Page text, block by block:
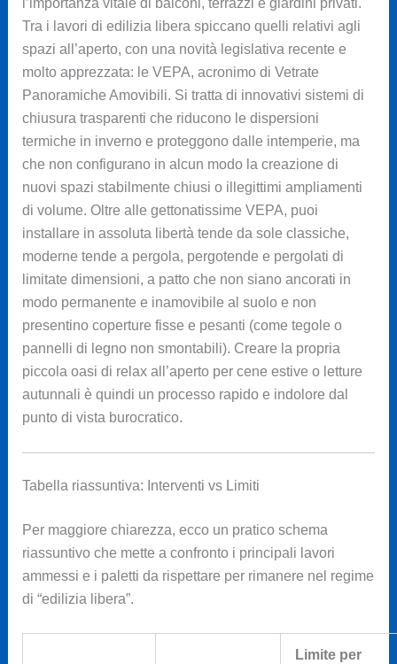
l’importanza vitale di balconi, terrazzi e giardini privati.
Tra i lavori di edilizia libera spiccano quelli relativi agli
spazi all’aperto, con una novità legislativa recente e
molto apprezzata: le VEPA, acronimo di Vetrate
Panoramiche Amovibili. Si tratta di innovativi sistemi di
chiusura trasparenti che riducono le dispersioni
termiche in inverno e proteggono dalle intemperie, ma
che non configurano in alcun modo la creazione di
nuovi spazi stabilmente chiusi o illegittimi ampliamenti
di volume. Oltre alle gettonatissime VEPA, puoi
installare in assoluta libertà tende da sole classiche,
moderne tende a pergola, pergotende e pergolati di
limitate dimensioni, a patto che non siano ancorati in
modo permanente e inamovibile al suolo e non
presentino coperture fisse e pesanti (come tegole o
pannelli di legno non smontabili). Creare la propria
piccola oasi di relax all’aperto per cene estive o letture
autunnali è quindi un processo rapido e indolore dal
punto di vista burocratico.
Tabella riassuntiva: Interventi vs Limiti
Per maggiore chiarezza, ecco un pratico schema
riassuntivo che mette a confronto i principali lavori
ammessi e i paletti da rispettare per rimanere nel regime
di “edilizia libera”.
Limite per